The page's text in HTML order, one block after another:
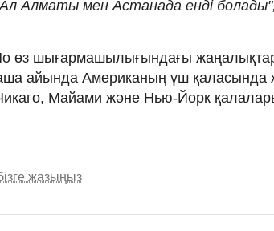
Алматы мен Астанада енді
өз шығармашылығындағы
айында Американың үш қаласында
Майами және Нью-Йорк
жазыңыз